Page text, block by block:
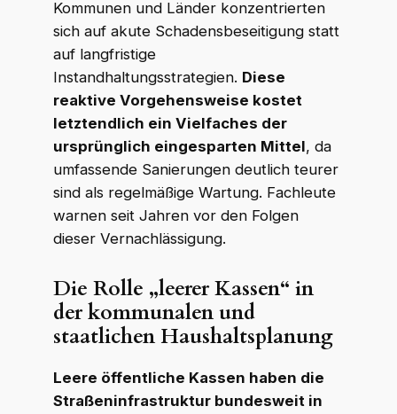
Kommunen und Länder konzentrierten
sich auf akute Schadensbeseitigung statt
auf langfristige
Instandhaltungsstrategien. Diese
reaktive Vorgehensweise kostet
letztendlich ein Vielfaches der
ursprünglich eingesparten Mittel, da
umfassende Sanierungen deutlich teurer
sind als regelmäßige Wartung. Fachleute
warnen seit Jahren vor den Folgen
dieser Vernachlässigung.
Die Rolle „leerer Kassen“ in
der kommunalen und
staatlichen Haushaltsplanung
Leere öffentliche Kassen haben die
Straßeninfrastruktur bundesweit in